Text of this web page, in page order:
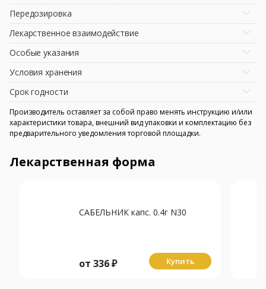
Передозировка
Лекарственное взаимодействие
Особые указания
Условия хранения
Срок годности
Производитель оставляет за собой право менять инструкцию и/или
характеристики товара, внешний вид упаковки и комплектацию без
предварительного уведомления торговой площадки.
Лекарственная форма
САБЕЛЬНИК капс. 0.4г N30
от 336₽ Купить